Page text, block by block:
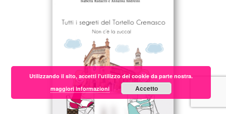
Utilizzando il sito, accetti l'utilizzo dei cookie da parte nostra.
maggiori informazioni
Accetto